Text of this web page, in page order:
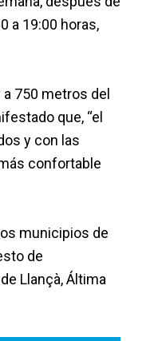
a 19:00 horas,
750 metros del
que, “el
y con las
confortable
municipios de
de
Llançà, Áltima